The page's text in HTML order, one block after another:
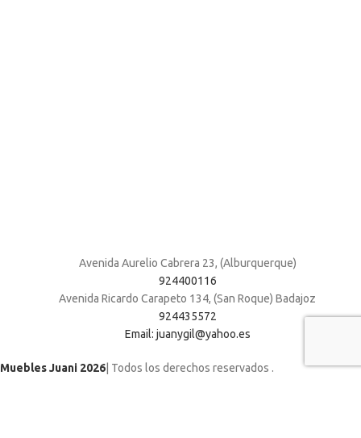
Avenida Aurelio Cabrera 23, (Alburquerque)
924400116
Avenida Ricardo Carapeto 134, (San Roque) Badajoz
924435572
Email: juanygil@yahoo.es
Muebles Juani 2026 | Todos los derechos reservados .